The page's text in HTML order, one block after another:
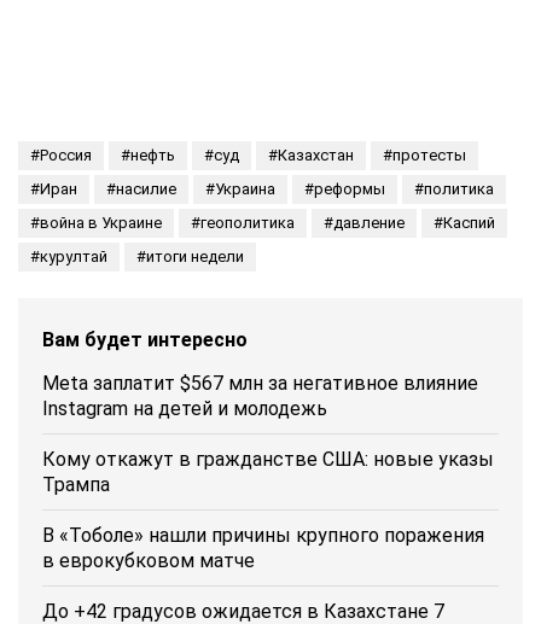
Россия нефть суд Казахстан
протесты
Иран
насилие Украина реформы
политика
война в Украине
геополитика давление
Каспий
курултай
итоги недели
Вам будет интересно
Meta заплатит $567 млн за негативное влияние
Instagram на детей и молодежь
Кому откажут в гражданстве США: новые указы
Трампа
В «Тоболе» нашли причины крупного поражения
в еврокубковом матче
До +42 градусов ожидается в Казахстане 7